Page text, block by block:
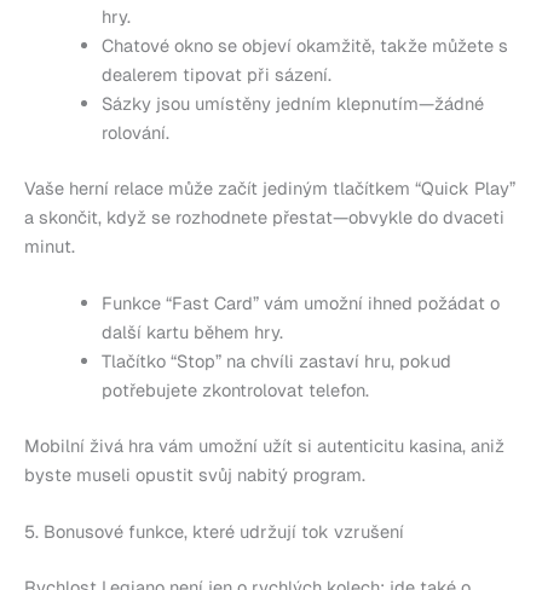
hry.
Chatové okno se objeví okamžitě, takže můžete s
dealerem tipovat při sázení.
Sázky jsou umístěny jedním klepnutím—žádné
rolování.
Vaše herní relace může začít jediným tlačítkem “Quick Play”
a skončit, když se rozhodnete přestat—obvykle do dvaceti
minut.
Funkce “Fast Card” vám umožní ihned požádat o
další kartu během hry.
Tlačítko “Stop” na chvíli zastaví hru, pokud
potřebujete zkontrolovat telefon.
Mobilní živá hra vám umožní užít si autenticitu kasina, aniž
byste museli opustit svůj nabitý program.
5. Bonusové funkce, které udržují tok vzrušení